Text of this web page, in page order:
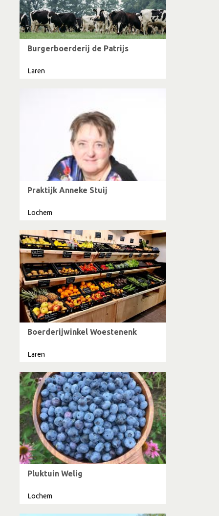
Burgerboerderij de Patrijs
Laren
Praktijk Anneke Stuij
Lochem
Boerderijwinkel Woestenenk
Laren
Pluktuin Welig
Lochem